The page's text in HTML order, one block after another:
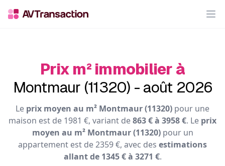
Prix m² immobilier à
Montmaur (11320) - août 2026
Le prix moyen au m² Montmaur (11320) pour une
maison est de 1981 €, variant de863 € à 3958 €. Le prix
moyen au m² Montmaur (11320)pour un
appartement est de 2359 €, avec des estimations
allant de 1345 € à 3271 €.